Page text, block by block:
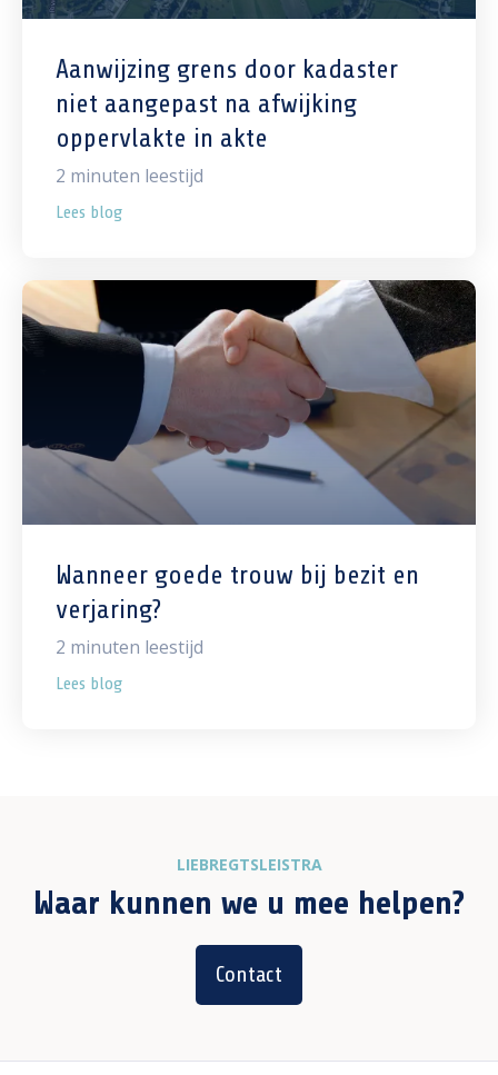
Aanwijzing grens door kadaster
niet aangepast na afwijking
oppervlakte in akte
2 minuten leestijd
Lees blog
Wanneer goede trouw bij bezit en
verjaring?
2 minuten leestijd
Lees blog
LIEBREGTSLEISTRA
Waar kunnen we u mee helpen?
Contact